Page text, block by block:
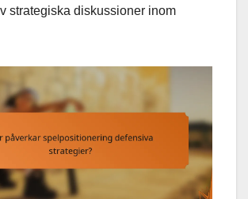
strategiska diskussioner inom